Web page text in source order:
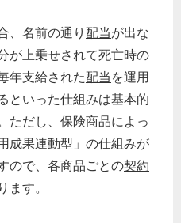
、名前の通り 配当が出な
が上乗せされて死亡時の
年支給された配当 を運用
といった仕組みは基本的
ただし、保険商品によっ
成果連動型」の仕組みが
ので、各商品ごとの契約
ます。